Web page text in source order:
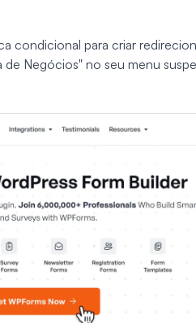
condicional para criar
Negócios" no seu menu